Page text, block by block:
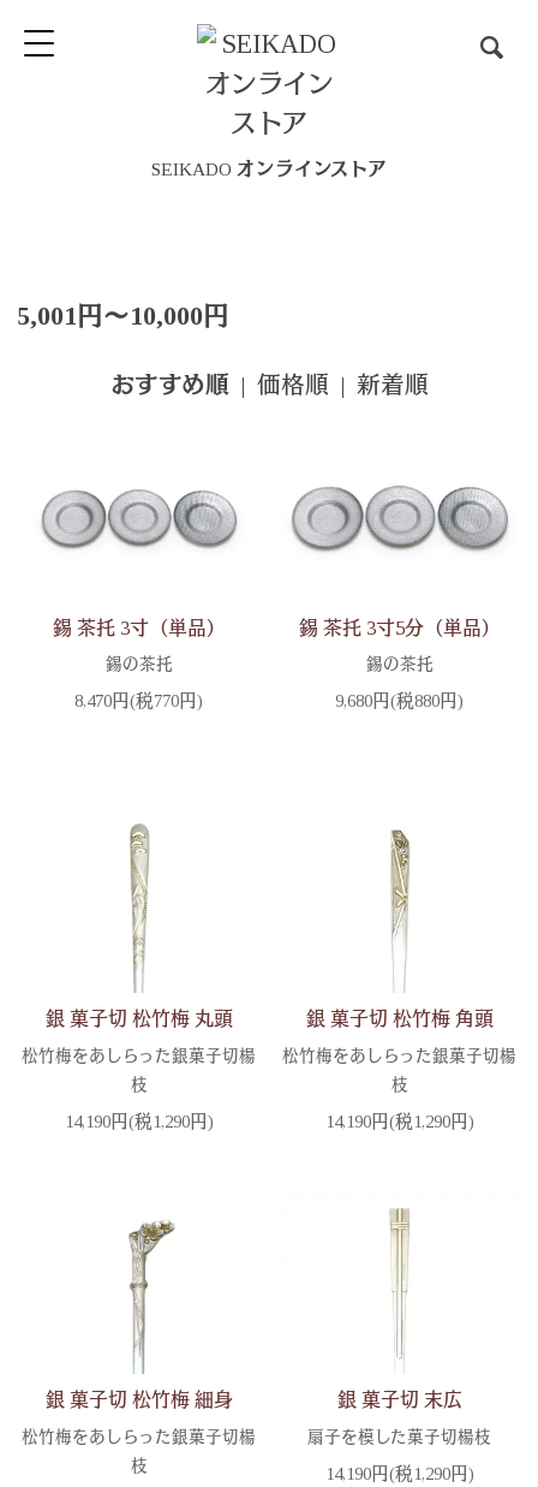
SEIKADO オンラインストア
5,001円～10,000円
おすすめ順 | 価格順 | 新着順
錫 茶托 3寸（単品）
錫の茶托
8,470円(税770円)
錫 茶托 3寸5分（単品）
錫の茶托
9,680円(税880円)
銀 菓子切 松竹梅 丸頭
松竹梅をあしらった銀菓子切楊
枝
14,190円(税1,290円)
銀 菓子切 松竹梅 角頭
松竹梅をあしらった銀菓子切楊
枝
14,190円(税1,290円)
銀 菓子切 松竹梅 細身
松竹梅をあしらった銀菓子切楊
枝
銀 菓子切 末広
扇子を模した菓子切楊枝
14,190円(税1,290円)